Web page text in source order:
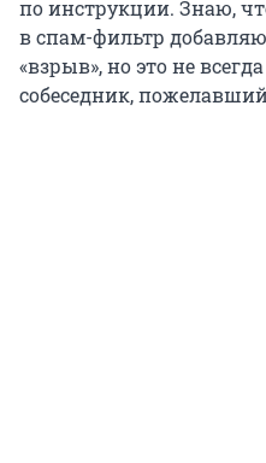
по инструкции. Знаю,
в спам-фильтр
«взрыв», но это не
собеседник,